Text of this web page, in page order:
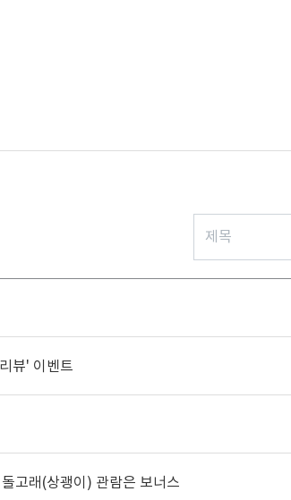
뷰' 이벤트
고래(상괭이) 관람은 보너스